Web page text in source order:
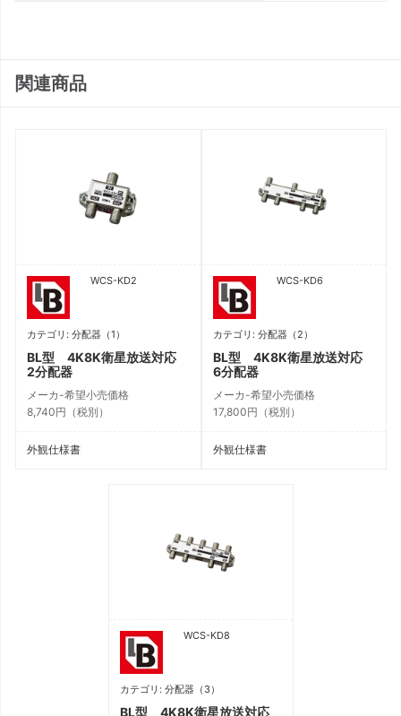
関連商品
WCS-KD2
カテゴリ: 分配器（1）
BL型 4K8K衛星放送対応
2分配器
メーカ-希望小売価格
8,740円（税別）
外観仕様書
WCS-KD6
カテゴリ: 分配器（2）
BL型 4K8K衛星放送対応
6分配器
メーカ-希望小売価格
17,800円（税別）
外観仕様書
WCS-KD8
カテゴリ: 分配器（3）
BL型 4K8K衛星放送対応